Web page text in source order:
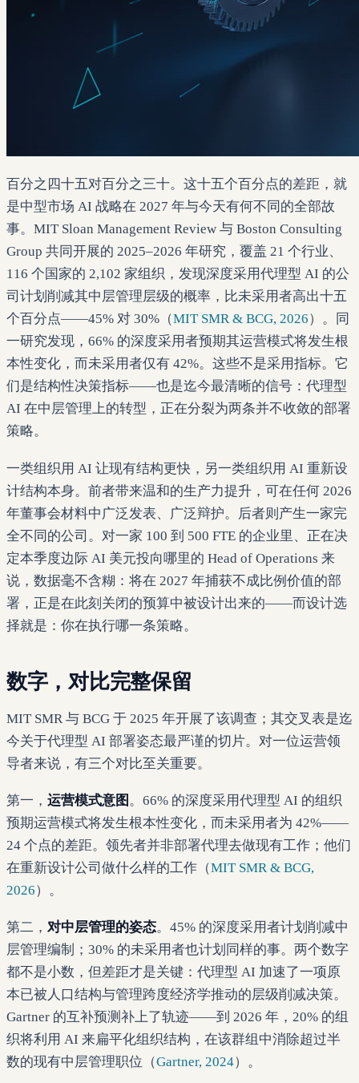
百分之四十五对百分之三十。这十五个百分点的差距，就
是中型市场 AI 战略在 2027 年与今天有何不同的全部故
事。MIT Sloan Management Review 与 Boston Consulting
Group 共同开展的 2025–2026 年研究，覆盖 21 个行业、
116 个国家的 2,102 家组织，发现深度采用代理型 AI 的公
司计划削减其中层管理层级的概率，比未采用者高出十五
个百分点——45% 对 30%（MIT SMR & BCG, 2026）。同
一研究发现，66% 的深度采用者预期其运营模式将发生根
本性变化，而未采用者仅有 42%。这些不是采用指标。它
们是结构性决策指标——也是迄今最清晰的信号：代理型
AI 在中层管理上的转型，正在分裂为两条并不收敛的部署
策略。
一类组织用 AI 让现有结构更快，另一类组织用 AI 重新设
计结构本身。前者带来温和的生产力提升，可在任何 2026
年董事会材料中广泛发表、广泛辩护。后者则产生一家完
全不同的公司。对一家 100 到 500 FTE 的企业里、正在决
定本季度边际 AI 美元投向哪里的 Head of Operations 来
说，数据毫不含糊：将在 2027 年捕获不成比例价值的部
署，正是在此刻关闭的预算中被设计出来的——而设计选
择就是：你在执行哪一条策略。
数字，对比完整保留
MIT SMR 与 BCG 于 2025 年开展了该调查；其交叉表是迄
今关于代理型 AI 部署姿态最严谨的切片。对一位运营领
导者来说，有三个对比至关重要。
第一， 运营模式意图 。66% 的深度采用代理型 AI 的组织
预期运营模式将发生根本性变化，而未采用者为 42%——
24 个点的差距。领先者并非部署代理去做现有工作；他们
在重新设计公司做什么样的工作（MIT SMR & BCG,
2026）。
第二， 对中层管理的姿态。45% 的深度采用者计划削减中
层管理编制；30% 的未采用者也计划同样的事。两个数字
都不是小数，但差距才是关键：代理型 AI 加速了一项原
本已被人口结构与管理跨度经济学推动的层级削减决策。
Gartner 的互补预测补上了轨迹——到 2026 年，20% 的组
织将利用 AI 来扁平化组织结构，在该群组中消除超过半
数的现有中层管理职位（Gartner, 2024）。